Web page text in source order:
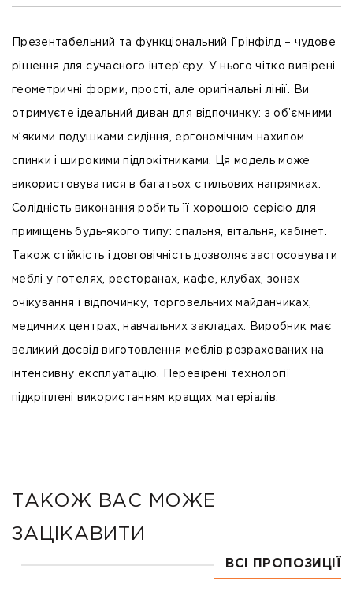
Презентабельний та функціональний Грінфілд – чудове
рішення для сучасного інтер’єру. У нього чітко вивірені
геометричні форми, прості, але оригінальні лінії. Ви
отримуєте ідеальний диван для відпочинку: з об’ємними
м’якими подушками сидіння, ергономічним нахилом
спинки і широкими підлокітниками. Ця модель може
використовуватися в багатьох стильових напрямках.
Солідність виконання робить її хорошою серією для
приміщень будь-якого типу: спальня, вітальня, кабінет.
Також стійкість і довговічність дозволяє застосовувати
меблі у готелях, ресторанах, кафе, клубах, зонах
очікування і відпочинку, торговельних майданчиках,
медичних центрах, навчальних закладах. Виробник має
великий досвід виготовлення меблів розрахованих на
інтенсивну експлуатацію. Перевірені технології
підкріплені використанням кращих матеріалів.
ТАКОЖ ВАС МОЖЕ
ЗАЦІКАВИТИ
ВСІ ПРОПОЗИЦІЇ